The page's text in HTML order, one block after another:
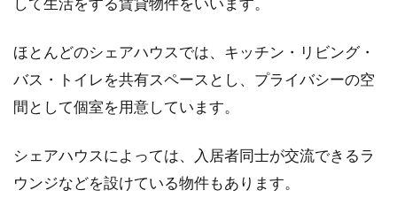
賃貸住宅のエアコンがなんだか臭
賃貸住宅を選んでいる時に「エアコン付き」と
見かけると嬉しくなる方もいますよね。しか
し、いざ備...
ほとんどのシェアハウスでは、キッチン・リビング・
バス・トイレを共有スペースとし、プライバシーの空
間として個室を用意しています。
シェアハウスによっては、入居者同士が交流できるラ
ウンジなどを設けている物件もあります。